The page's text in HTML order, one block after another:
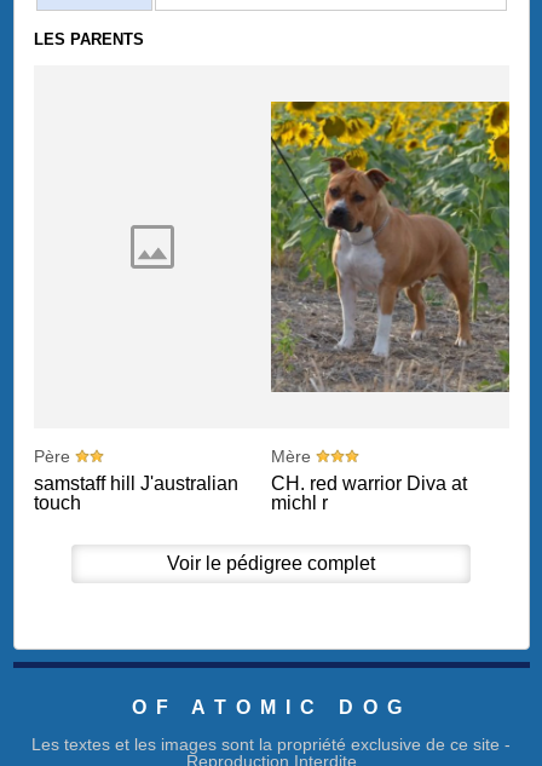
LES PARENTS
Père
samstaff hill J'australian
touch
Mère
CH. red warrior Diva at
michl r
Voir le pédigree complet
OF ATOMIC DOG
Les textes et les images sont la propriété exclusive de ce site -
Reproduction Interdite